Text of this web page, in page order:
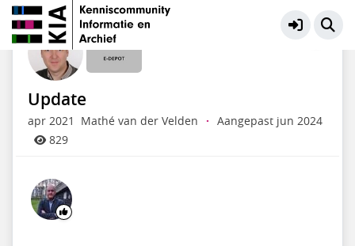
E-depot Meer
Update
apr 2021 Mathé van der Velden ·
Aangepast jun 2024
829